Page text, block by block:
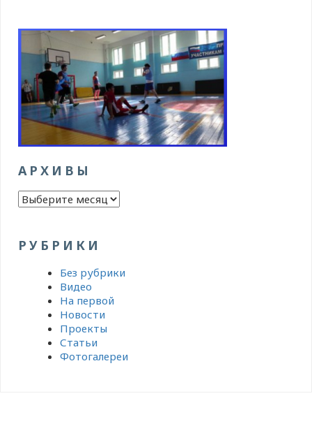
АРХИВЫ
Архивы
РУБРИКИ
Без рубрики
Видео
На первой
Новости
Проекты
Статьи
Фотогалереи